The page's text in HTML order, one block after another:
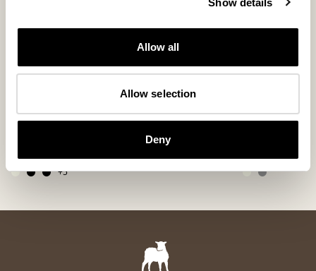
Allow all
Allow selection
Deny
Alice tyyny
Lampaannahasta valmistettu pehmeä tyyny 50 x 50 cm
280 USD
+5
Lennie